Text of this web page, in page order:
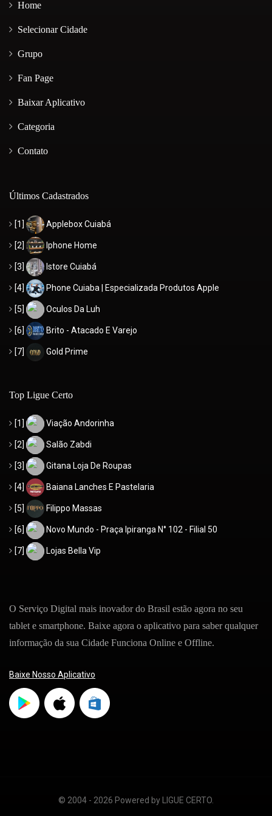
Home
Selecionar Cidade
Grupo
Fan Page
Baixar Aplicativo
Categoria
Contato
Últimos Cadastrados
[1] Applebox Cuiabá
[2] Iphone Home
[3] Istore Cuiabá
[4] Phone Cuiaba | Especializada Produtos Apple
[5] Oculos Da Luh
[6] Brito - Atacado E Varejo
[7] Gold Prime
Top Ligue Certo
[1] Viação Andorinha
[2] Salão Zabdi
[3] Gitana Loja De Roupas
[4] Baiana Lanches E Pastelaria
[5] Filippo Massas
[6] Novo Mundo - Praça Ipiranga N° 102 - Filial 50
[7] Lojas Bella Vip
O Serviço Digital mais inovador do Brasil estão agora no seu
tablet e smartphone. Baixe agora o aplicativo para saber qualquer
informação da sua Cidade Funciona Online e Offline.
Baixe Nosso Aplicativo
© 2004 - 2026 Powered by LIGUE CERTO.